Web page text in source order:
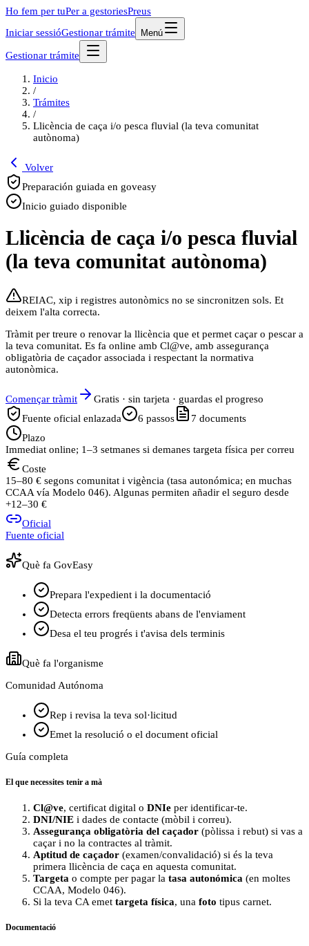
Ho fem per tuPer a gestoriesPreus
Iniciar sessióGestionar trámite Menú
Gestionar trámite
Inicio
/
Trámites
/
Llicència de caça i/o pesca fluvial (la teva comunitat
autònoma)
Volver
Preparación guiada en goveasy
Inicio guiado disponible
Llicència de caça i/o pesca fluvial
(la teva comunitat autònoma)
REIAC, xip i registres autonòmics no se sincronitzen sols. Et
deixem l'alta correcta.
Tràmit per treure o renovar la llicència que et permet caçar o pescar a
la teva comunitat. Es fa online amb Cl@ve, amb assegurança
obligatòria de caçador associada i respectant la normativa
autonòmica.
Començar tràmit
Gratis · sin tarjeta · guardas el progreso
Fuente oficial enlazada
6 passos 7 documents
Plazo
Immediat online; 1–3 setmanes si demanes targeta física per correu
Coste
15–80 € segons comunitat i vigència (tasa autonómica; en muchas
CCAA vía Modelo 046). Algunas permiten añadir el seguro desde
+12–30 €
Oficial
Fuente oficial
Què fa GovEasy
Prepara l'expedient i la documentació
Detecta errors freqüents abans de l'enviament
Desa el teu progrés i t'avisa dels terminis
Què fa l'organisme
Comunidad Autónoma
Rep i revisa la teva sol·licitud
Emet la resolució o el document oficial
Guía completa
El que necessites tenir a mà
Cl@ve, certificat digital o DNIe per identificar-te.
DNI/NIE i dades de contacte (mòbil i correu).
Assegurança obligatòria del caçador (pòlissa i rebut) si vas a
caçar i no la contractes al tràmit.
Aptitud de caçador (examen/convalidació) si és la teva
primera llicència de caça en aquesta comunitat.
Targeta o compte per pagar la tasa autonómica (en moltes
CCAA, Modelo 046).
Si la teva CA emet targeta física, una foto tipus carnet.
Documentació